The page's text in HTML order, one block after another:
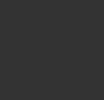
サプリメント